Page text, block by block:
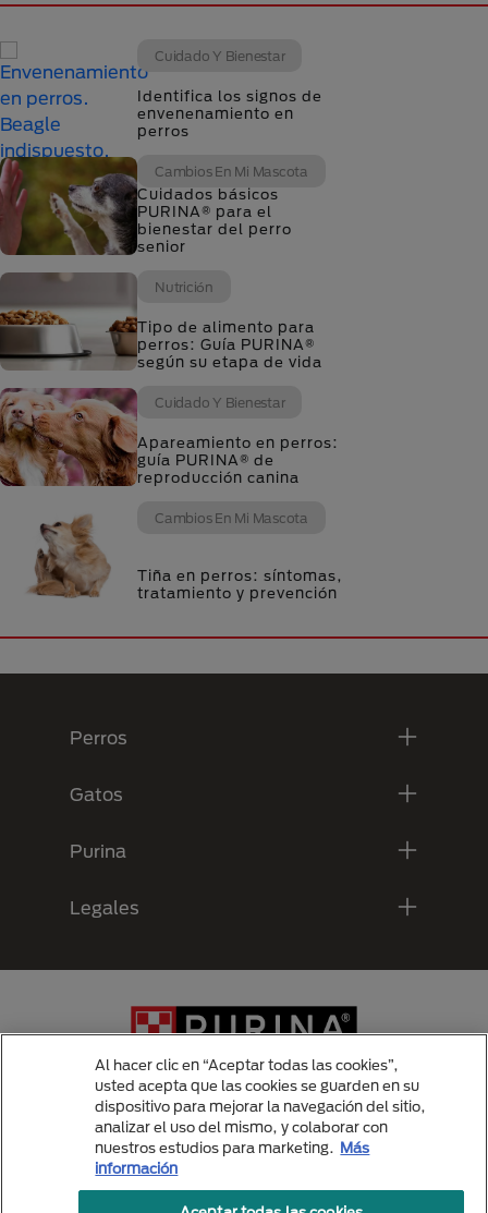
Cuidado Y Bienestar
Identifica los signos de
envenenamiento en
perros
Cambios En Mi Mascota
Cuidados básicos
PURINA® para el
bienestar del perro
senior
Nutrición
Tipo de alimento para
perros: Guía PURINA®
según su etapa de vida
Cuidado Y Bienestar
Apareamiento en perros:
guía PURINA® de
reproducción canina
Cambios En Mi Mascota
Tiña en perros: síntomas,
tratamiento y prevención
Perros
Gatos
Purina
Legales
Menu Footer Secundario Purina
Al hacer clic en “Aceptar todas las cookies”,
usted acepta que las cookies se guarden en su
dispositivo para mejorar la navegación del sitio,
analizar el uso del mismo, y colaborar con
nuestros estudios para marketing. Más
información